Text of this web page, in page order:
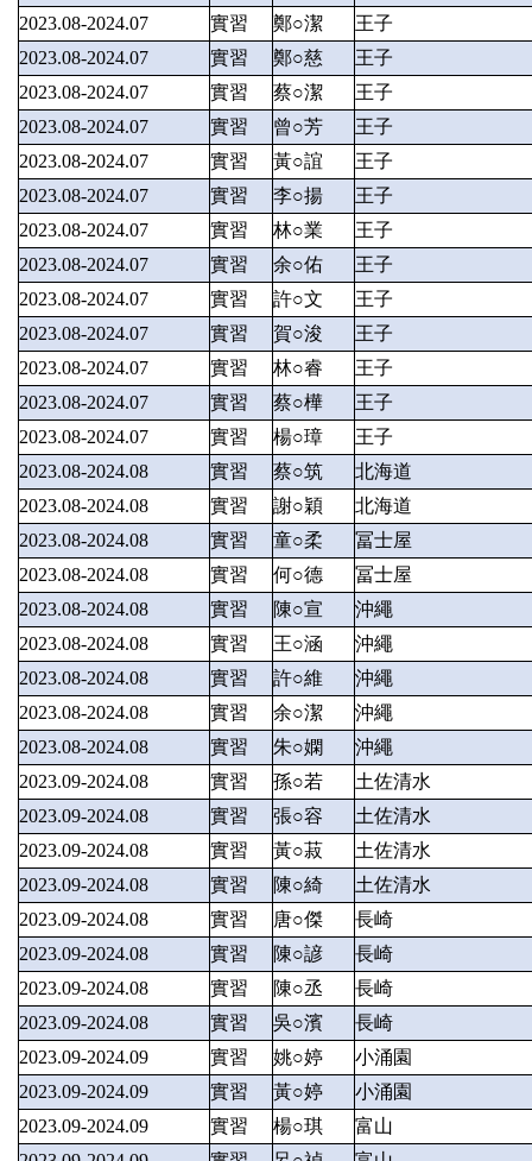
2023.08-2024.07
實習 鄭○潔
王子
2023.08-2024.07
實習 鄭○慈
王子
2023.08-2024.07
實習 蔡○潔
王子
2023.08-2024.07
實習 曾○芳
王子
2023.08-2024.07
實習 黃○誼
王子
2023.08-2024.07
實習 李○揚
王子
2023.08-2024.07
實習 林○業
王子
2023.08-2024.07
實習 余○佑
王子
2023.08-2024.07
實習 許○文
王子
2023.08-2024.07
實習 賀○浚
王子
2023.08-2024.07
實習 林○睿
王子
2023.08-2024.07
實習 蔡○樺
王子
2023.08-2024.07
實習 楊○璋
王子
2023.08-2024.08
實習 蔡○筑
北海道
2023.08-2024.08
實習 謝○穎
北海道
2023.08-2024.08
實習 童○柔
冨士屋
2023.08-2024.08
實習 何○德
冨士屋
2023.08-2024.08
實習 陳○宣
沖繩
2023.08-2024.08
實習 王○涵
沖繩
2023.08-2024.08
實習 許○維
沖繩
2023.08-2024.08
實習 余○潔
沖繩
2023.08-2024.08
實習 朱○嫻
沖繩
2023.09-2024.08
實習 孫○若
土佐清水
2023.09-2024.08
實習 張○容
土佐清水
2023.09-2024.08
實習 黃○菽
土佐清水
2023.09-2024.08
實習 陳○綺
土佐清水
2023.09-2024.08
實習 唐○傑
長崎
2023.09-2024.08
實習 陳○諺
長崎
2023.09-2024.08
實習 陳○丞
長崎
2023.09-2024.08
實習 吳○濱
長崎
2023.09-2024.09
實習 姚○婷
小涌園
2023.09-2024.09
實習 黃○婷
小涌園
2023.09-2024.09
實習 楊○琪
富山